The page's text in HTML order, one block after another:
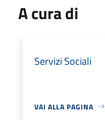
A cura di
Servizi Sociali
VAI ALLA PAGINA